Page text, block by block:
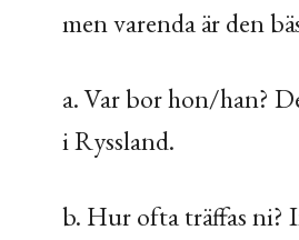
men varenda är den
a. Var bor hon/han?
i Ryssland.
b. Hur ofta träffas ni?